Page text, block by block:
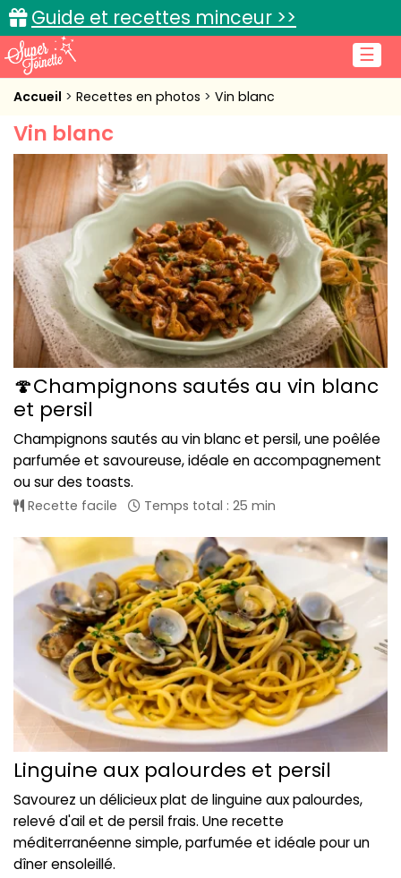
☰
Guide et recettes minceur >>
Accueil
Recettes de cuisine
Cuisine pratique
L'actu cuisine
Connexion
Accueil Recettes en photos Vin blanc
Vin blanc
🍄Champignons sautés au vin blanc
et persil
Champignons sautés au vin blanc et persil, une poêlée
parfumée et savoureuse, idéale en accompagnement
ou sur des toasts.
Recette facile Temps total : 25 min
Linguine aux palourdes et persil
Savourez un délicieux plat de linguine aux palourdes,
relevé d'ail et de persil frais. Une recette
méditerranéenne simple, parfumée et idéale pour un
dîner ensoleillé.